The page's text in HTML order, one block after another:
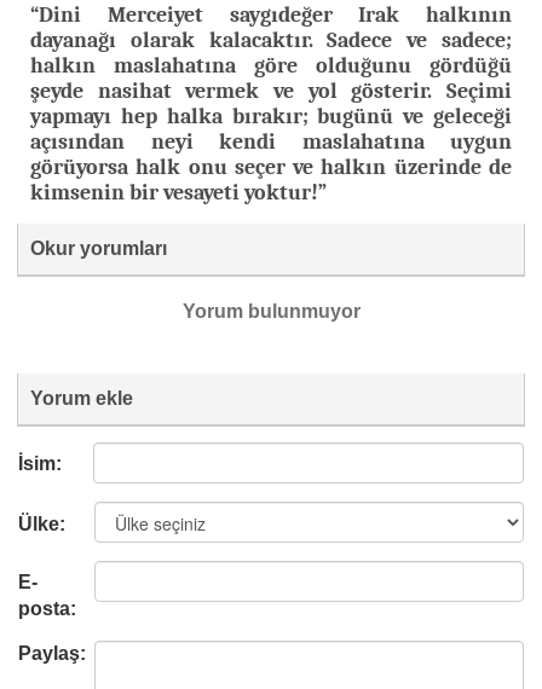
“Dini Merceiyet saygıdeğer Irak halkının
dayanağı olarak kalacaktır. Sadece ve sadece;
halkın maslahatına göre olduğunu gördüğü
şeyde nasihat vermek ve yol gösterir. Seçimi
yapmayı hep halka bırakır; bugünü ve geleceği
açısından neyi kendi maslahatına uygun
görüyorsa halk onu seçer ve halkın üzerinde de
kimsenin bir vesayeti yoktur!”
Okur yorumları
Yorum bulunmuyor
Yorum ekle
İsim:
Ülke:
E-
posta:
Paylaş: